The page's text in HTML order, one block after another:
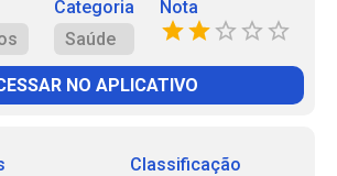
Categoria
Saúde
Nota
NO APLICATIVO
Classificação